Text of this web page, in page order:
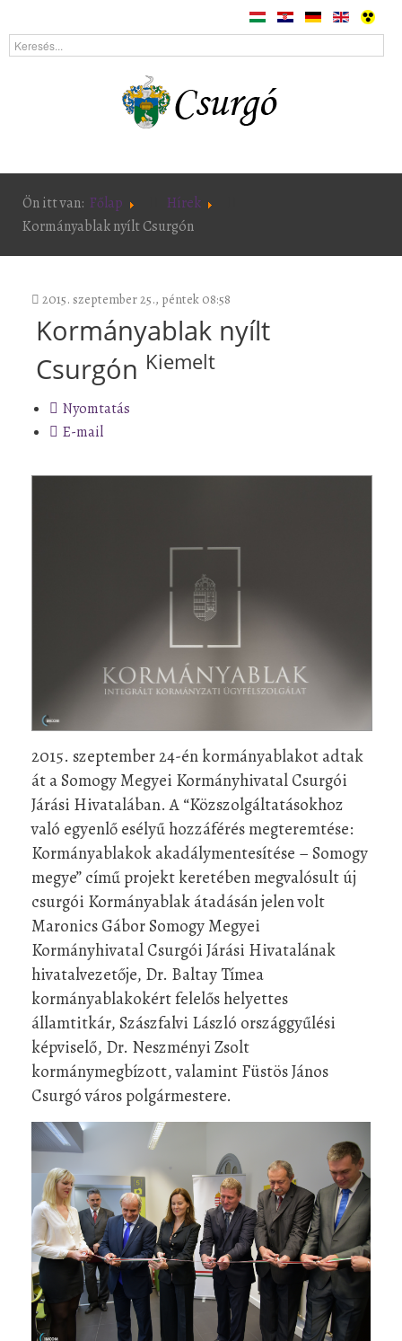
Ön itt van: Főlap
Hírek
Kormányablak nyílt Csurgón
2015. szeptember 25., péntek 08:58
Kormányablak nyílt
Csurgón Kiemelt
Nyomtatás
E-mail
2015. szeptember 24-én kormányablakot adtak
át a Somogy Megyei Kormányhivatal Csurgói
Járási Hivatalában. A “Közszolgáltatásokhoz
való egyenlő esélyű hozzáférés megteremtése:
Kormányablakok akadálymentesítése – Somogy
megye” című projekt keretében megvalósult új
csurgói Kormányablak átadásán jelen volt
Maronics Gábor Somogy Megyei
Kormányhivatal Csurgói Járási Hivatalának
hivatalvezetője, Dr. Baltay Tímea
kormányablakokért felelős helyettes
államtitkár, Szászfalvi László országgyűlési
képviselő, Dr. Neszményi Zsolt
kormánymegbízott, valamint Füstös János
Csurgó város polgármestere.